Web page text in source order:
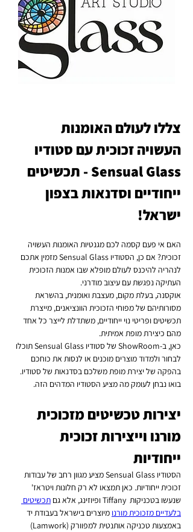
צללו לעולם האומנות
העשויה זכוכית עם סטודיו
Sensual Glass - תכשיטים
ייחודיים וסדנאות בצפון
ישראל!
האם אי פעם קסמה לכם מגנטיות האומנות העשויה
זכוכית? אם כן, הסטודיו Sensual Glass מזמין אתכם
לנהריה להיכנס לעולם מופלא שבו אמנות הזכוכית
העתיקה נפגשת עם עיצוב מודרני.
אוקסנה, בעלת מקום, מעצבת ואומנית, בהשראת
מסורותיהם של מפוחי הזכוכית הוונציאנים, מייצרת
תכשיטים ופריטי נוי ייחודיים, משתדלת לייצר כל אחד
מהם כיצירת מופת אמיתית.
כאן, ב-ShowRoom של סטודיו Sensual Glass תוכלו
לבחור ולמדוד מוצרים מוכנים או לנסות את כוחכם
בהפקה של יצירת מופת משלכם בסדנאות של סטודיו.
בואו נבחן לעומק מה מציע הסטודיו המדהים הזה.
יצירות טכשיטים מזכוכית
מורנו וייצירות זכוכית
ייחודיות
הסטודיו Sensual Glass מציע מגוון רחב של עבודות
זכוכית ייחודיות. כאן תמצאו לא רק חלונות ויטראז'
שנעשו בטכניקות  Tiffany ופיוזינג, אלא גם
תכשיטים
בלעדיים מזכוכית מורנו מיוצרים בישראל בעבודת יד
באמצעות טכניקה אותנטית למפוורק (Lamwork)